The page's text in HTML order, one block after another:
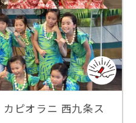
ピオラニ 西九条ス